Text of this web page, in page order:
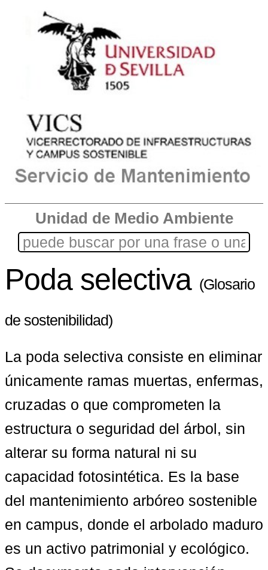
Unidad de Medio Ambiente
Poda selectiva (Glosario
de sostenibilidad)
La poda selectiva consiste en eliminar
únicamente ramas muertas, enfermas,
cruzadas o que comprometen la
estructura o seguridad del árbol, sin
alterar su forma natural ni su
capacidad fotosintética. Es la base
del mantenimiento arbóreo sostenible
en campus, donde el arbolado maduro
es un activo patrimonial y ecológico.